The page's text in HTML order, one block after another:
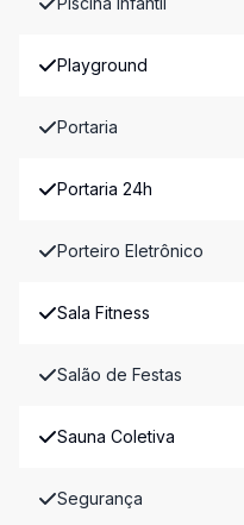
Playground
Portaria
Portaria 24h
Porteiro Eletrônico
Sala Fitness
Salão de Festas
Sauna Coletiva
Segurança